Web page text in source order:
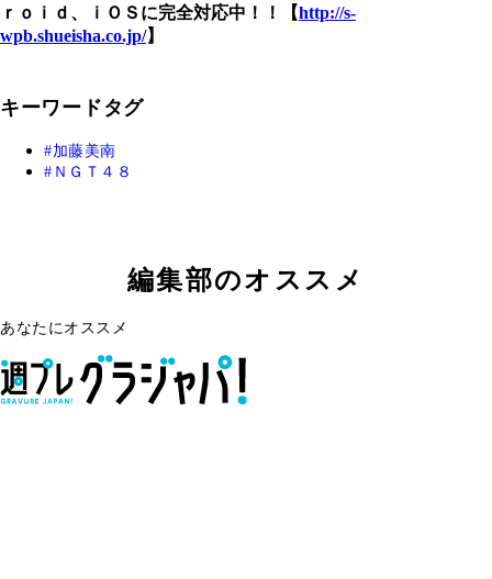
ｒｏｉｄ、ｉＯＳに完全対応中！！【http://s-
wpb.shueisha.co.jp/】
キーワードタグ
加藤美南
ＮＧＴ４８
編集部のオススメ
あなたにオススメ